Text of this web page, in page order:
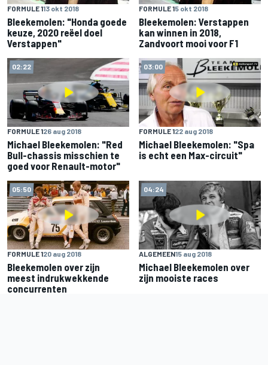
FORMULE 113 okt 2018
Bleekemolen: "Honda goede
keuze, 2020 reëel doel
Verstappen"
FORMULE 15 okt 2018
Bleekemolen: Verstappen
kan winnen in 2018,
Zandvoort mooi voor F1
02:22
FORMULE 126 aug 2018
Michael Bleekemolen: "Red
Bull-chassis misschien te
goed voor Renault-motor"
03:00
FORMULE 122 aug 2018
Michael Bleekemolen: "Spa
is echt een Max-circuit"
05:50
FORMULE 120 aug 2018
Bleekemolen over zijn
meest indrukwekkende
concurrenten
04:24
ALGEMEEN15 aug 2018
Michael Bleekemolen over
zijn mooiste races